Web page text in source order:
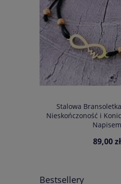
Stalowa
Nieskończoność i
Napisem
89,00 zł
Bestsellery